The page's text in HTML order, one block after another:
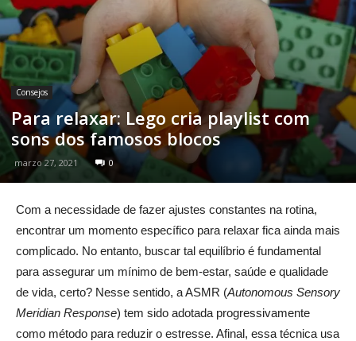
Consejos
Para relaxar: Lego cria playlist com
sons dos famosos blocos
marzo 27, 2021 0
Com a necessidade de fazer ajustes constantes na rotina,
encontrar um momento específico para relaxar fica ainda mais
complicado. No entanto, buscar tal equilíbrio é fundamental
para assegurar um mínimo de bem-estar, saúde e qualidade
de vida, certo? Nesse sentido, a ASMR (Autonomous Sensory
Meridian Response) tem sido adotada progressivamente
como método para reduzir o estresse. Afinal, essa técnica usa